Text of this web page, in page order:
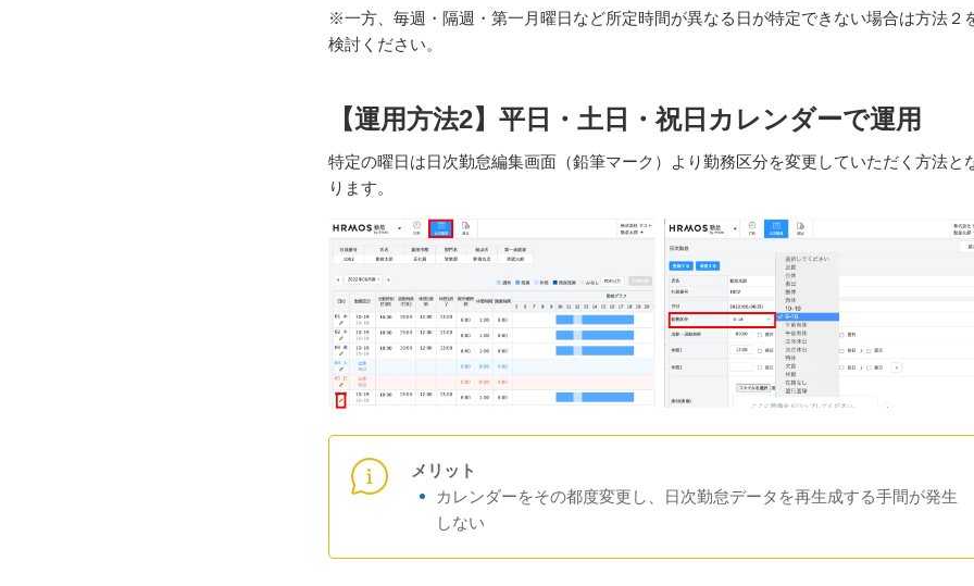
※一方、毎週・隔週・第一月曜日など所定時間が異なる日が特定できない場合は方法２
検討ください。
【運用方法2】平日・土日・祝日カレンダーで運用
特定の曜日は日次勤怠編集画面（鉛筆マーク）より勤務区分を変更していただく方法と
ります。
メリット
カレンダーをその都度変更し、日次勤怠データを再生成する手間が発生
しない